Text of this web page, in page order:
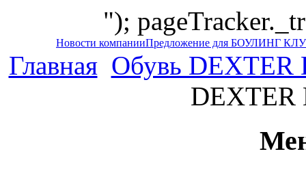
");
Новости компанииПредложение для БОУЛИНГ
Главная Обувь DEXTER
DEXTER